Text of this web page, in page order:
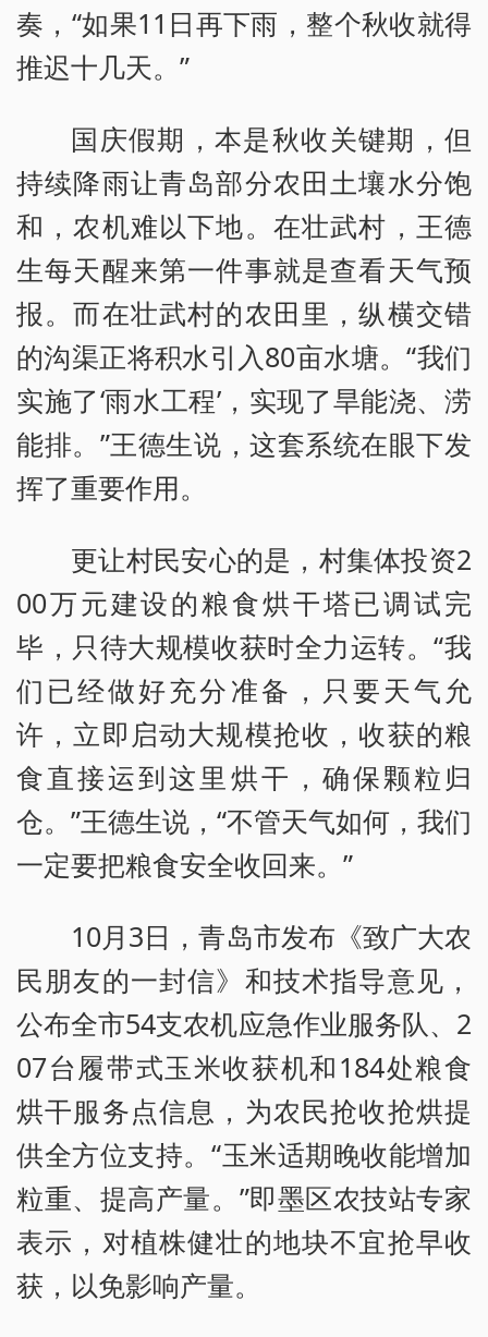
奏，“如果11日再下雨，整个秋收就得
推迟十几天。”
国庆假期，本是秋收关键期，但
持续降雨让青岛部分农田土壤水分饱
和，农机难以下地。在壮武村，王德
生每天醒来第一件事就是查看天气预
报。而在壮武村的农田里，纵横交错
的沟渠正将积水引入80亩水塘。“我们
实施了‘雨水工程’，实现了旱能浇、涝
能排。”王德生说，这套系统在眼下发
挥了重要作用。
更让村民安心的是，村集体投资2
00万元建设的粮食烘干塔已调试完
毕，只待大规模收获时全力运转。“我
们已经做好充分准备，只要天气允
许，立即启动大规模抢收，收获的粮
食直接运到这里烘干，确保颗粒归
仓。”王德生说，“不管天气如何，我们
一定要把粮食安全收回来。”
10月3日，青岛市发布《致广大农
民朋友的一封信》和技术指导意见，
公布全市54支农机应急作业服务队、2
07台履带式玉米收获机和184处粮食
烘干服务点信息，为农民抢收抢烘提
供全方位支持。“玉米适期晚收能增加
粒重、提高产量。”即墨区农技站专家
表示，对植株健壮的地块不宜抢早收
获，以免影响产量。